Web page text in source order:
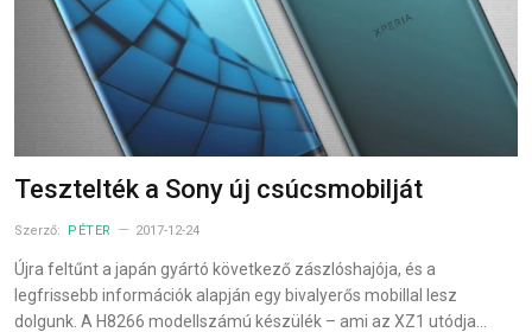
Tesztelték a Sony új csúcsmobilját
Szerző: PÉTER 2017-12-24
Újra feltűnt a japán gyártó következő zászlóshajója, és a
legfrissebb információk alapján egy bivalyerős mobillal lesz
dolgunk. A H8266 modellszámú készülék – ami az XZ1 utódja…